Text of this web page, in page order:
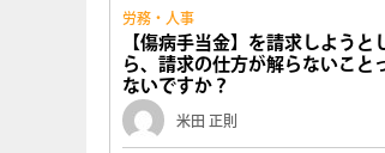
労務・人事
【傷病手当金】を請求しようと
ら、請求の仕方が解らないこと
ないですか？
米田 正則